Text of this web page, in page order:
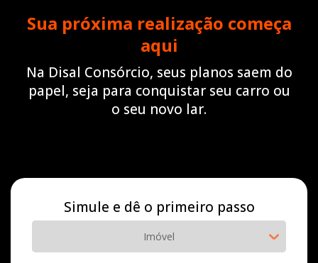
Sua próxima realização começa
aqui
Na Disal Consórcio, seus planos saem do
papel, seja para conquistar seu carro ou
o seu novo lar.
Simule e dê o primeiro passo
Imóvel